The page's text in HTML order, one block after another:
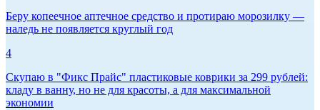
Беру копеечное аптечное средство и протираю морозилку —
наледь не появляется круглый год
4
Скупаю в "Фикс Прайс" пластиковые коврики за 299 рублей:
кладу в ванну, но не для красоты, а для максимальной
экономии